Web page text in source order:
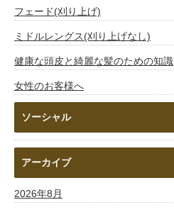
フェード(刈り上げ)
ミドルレングス(刈り上げなし)
健康な頭皮と綺麗な髪のための知識
女性のお客様へ
ソーシャル
アーカイブ
2026年8月